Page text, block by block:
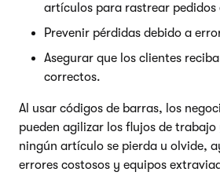
artículos para rastrear pedidos
Prevenir pérdidas debido a
Asegurar que los clientes
correctos.
Al usar códigos de barras, los
pueden agilizar los flujos de trabajo
ningún artículo se pierda u olvide,
errores costosos y equipos